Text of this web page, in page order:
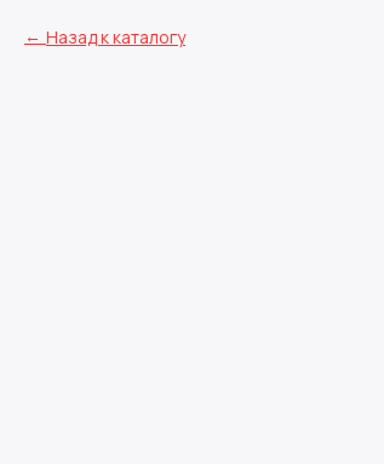
Назад к каталогу